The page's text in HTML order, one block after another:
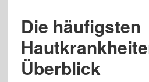
Die häufigsten
Überblick